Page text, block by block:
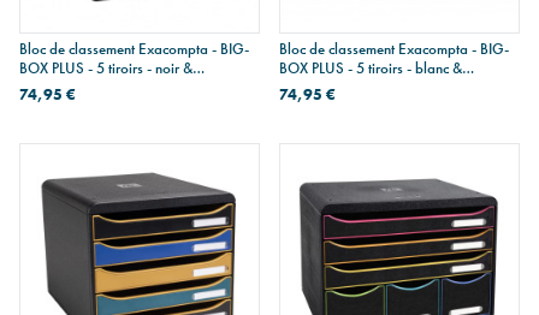
Bloc de classement Exacompta - BIG-
BOX PLUS - 5 tiroirs - noir &
multicolore
74,95 €
Bloc de classement Exacompta - BIG-
BOX PLUS - 5 tiroirs - blanc &
multicolore
74,95 €